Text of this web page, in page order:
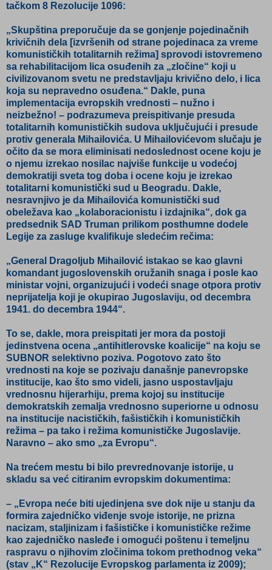
tačkom 8 Rezolucije 1096:
„Skupština preporučuje da se gonjenje pojedinačnih
krivičnih dela [izvršenih od strane pojedinaca za vreme
komunističkih totalitarnih režima] sprovodi istovremeno
sa rehabilitacijom lica osuđenih za „zločine“ koji u
civilizovanom svetu ne predstavljaju krivično delo, i lica
koja su nepravedno osuđena.“ Dakle, puna
implementacija evropskih vrednosti – nužno i
neizbežno! – podrazumeva preispitivanje presuda
totalitarnih komunističkih sudova uključujući i presude
protiv generala Mihailovića. U Mihailovićevom slučaju je
očito da se mora eliminisati nedoslednost ocene koju je
o njemu izrekao nosilac najviše funkcije u vodećoj
demokratiji sveta tog doba i ocene koju je izrekao
totalitarni komunistički sud u Beogradu. Dakle,
nesravnjivo je da Mihailovića komunistički sud
obeležava kao „kolaboracionistu i izdajnika“, dok ga
predsednik SAD Truman prilikom posthumne dodele
Legije za zasluge kvalifikuje sledećim rečima:
„General Dragoljub Mihailović istakao se kao glavni
komandant jugoslovenskih oružanih snaga i posle kao
ministar vojni, organizujući i vodeći snage otpora protiv
neprijatelja koji je okupirao Jugoslaviju, od decembra
1941. do decembra 1944“.
To se, dakle, mora preispitati jer mora da postoji
jedinstvena ocena „antihitlerovske koalicije“ na koju se
SUBNOR selektivno poziva. Pogotovo zato što
vrednosti na koje se pozivaju današnje panevropske
institucije, kao što smo videli, jasno uspostavljaju
vrednosnu hijerarhiju, prema kojoj su institucije
demokratskih zemalja vrednosno superiorne u odnosu
na institucije nacističkih, fašističkih i komunističkih
režima – pa tako i režima komunističke Jugoslavije.
Naravno – ako smo „za Evropu“.
Na trećem mestu bi bilo prevrednovanje istorije, u
skladu sa već citiranim evropskim dokumentima:
– „Evropa neće biti ujedinjena sve dok nije u stanju da
formira zajedničko viđenje svoje istorije, ne prizna
nacizam, staljinizam i fašističke i komunističke režime
kao zajedničko nasleđe i omogući poštenu i temeljnu
raspravu o njihovim zločinima tokom prethodnog veka“
(stav „K“ Rezolucije Evropskog parlamenta iz 2009);